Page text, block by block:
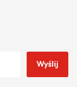
Wyślij